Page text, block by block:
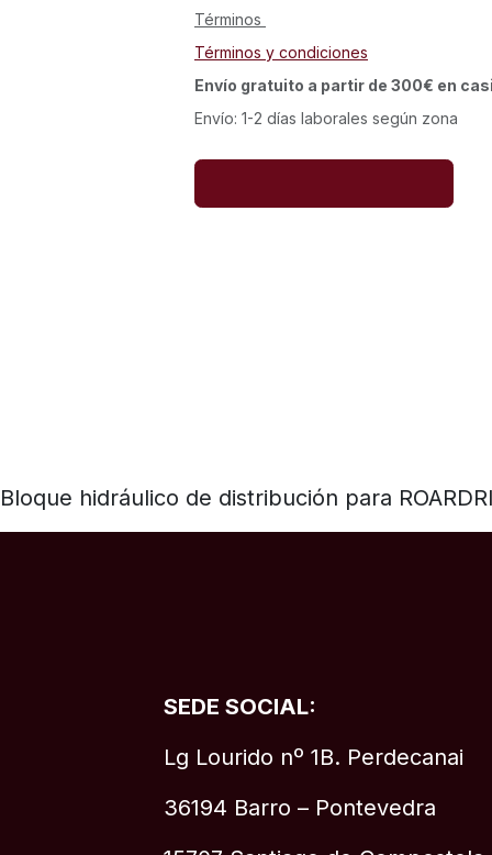
Términos
Términos y condiciones
Envío gratuito a partir de 300€ en
Envío: 1-2 días laborales según zona
Bloque hidráulico de distribución para
SEDE SOCIAL:
Lg Lourido nº 1B. Perdecanai
36194 Barro – Pontevedra